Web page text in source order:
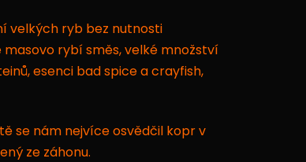
velkých ryb bez nutnosti
rybí směs, velké množství
esenci bad spice a crayfish,
se nám nejvíce osvědčil kopr v
ze záhonu.